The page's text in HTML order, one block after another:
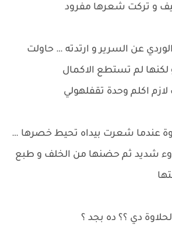
و تركت شعرها مفرود
عن السرير و ارتدته … حاولت
لكنها لم تستطع الاكمال
اكلم وحدة تقفلهولي
عندما شعرت بيداه تحيط خصرها …
شديد ثم حضنها من الخلف و طبع
دي ؟؟ ده بجد ؟